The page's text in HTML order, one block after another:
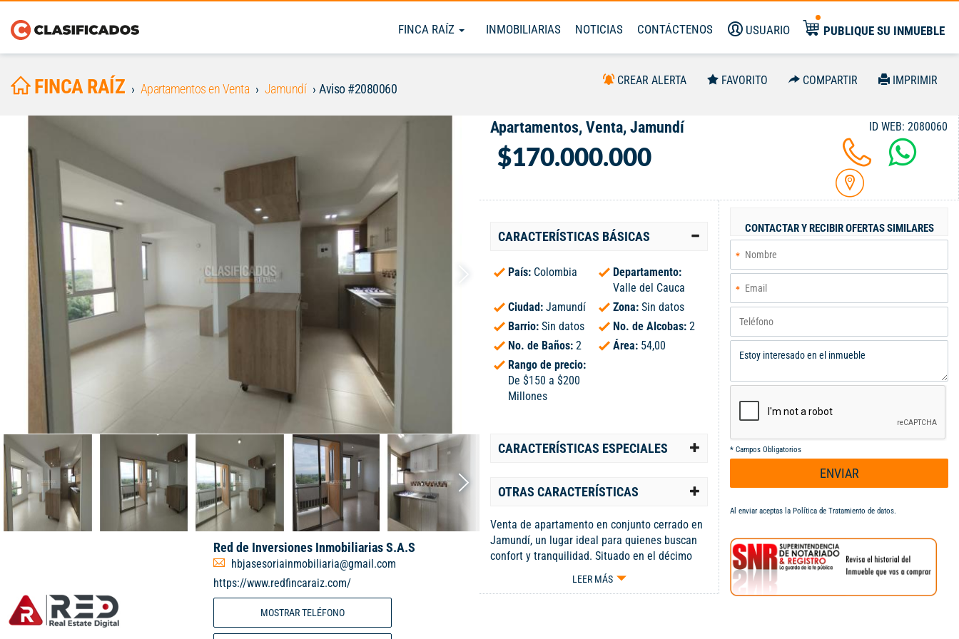
FINCA RAÍZ INMOBILIARIAS NOTICIAS CONTÁCTENOS USUARIO PUBLIQUE SU INMUEBLE
FINCA RAÍZ Apartamentos en Venta Jamundí Aviso #2080060
CREAR ALERTA FAVORITO COMPARTIR IMPRIMIR
Red de Inversiones Inmobiliarias S.A.S
hbjasesoriainmobiliaria@gmail.com
https://www.redfincaraiz.com/
MOSTRAR TELÉFONO
Apartamentos, Venta, Jamundí
$170.000.000
ID WEB: 2080060
CARACTERÍSTICAS BÁSICAS
País: Colombia
Departamento:
Valle del Cauca
Ciudad: Jamundí Zona: Sin datos
Barrio: Sin datos No. de Alcobas: 2
No. de Baños: 2 Área: 54,00
Rango de precio:
De $150 a $200
Millones
CARACTERÍSTICAS ESPECIALES
OTRAS CARACTERÍSTICAS
Venta de apartamento en conjunto cerrado en
Jamundí, un lugar ideal para quienes buscan
confort y tranquilidad. Situado en el décimo
piso, este hermoso inmueble ofrece una vista
espectacular desde su balcón, donde podrá
LEER MÁS
CONTACTAR Y RECIBIR OFERTAS SIMILARES
* Campos Obligatorios
ENVIAR
Al enviar aceptas la Política de Tratamiento de datos.